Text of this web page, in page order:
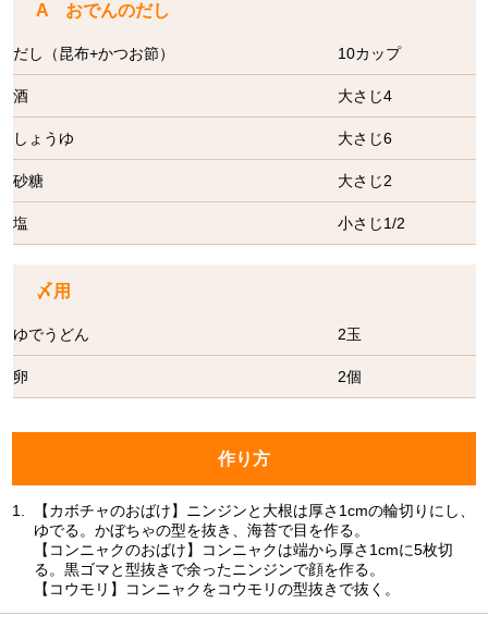
A おでんのだし
だし（昆布+かつお節） 10カップ
酒 大さじ4
しょうゆ 大さじ6
砂糖 大さじ2
塩 小さじ1/2
〆用
ゆでうどん 2玉
卵 2個
作り方
1.
【カボチャのおばけ】ニンジンと大根は厚さ1cmの輪切りにし、
ゆでる。かぼちゃの型を抜き、海苔で目を作る。
【コンニャクのおばけ】コンニャクは端から厚さ1cmに5枚切
る。黒ゴマと型抜きで余ったニンジンで顔を作る。
【コウモリ】コンニャクをコウモリの型抜きで抜く。